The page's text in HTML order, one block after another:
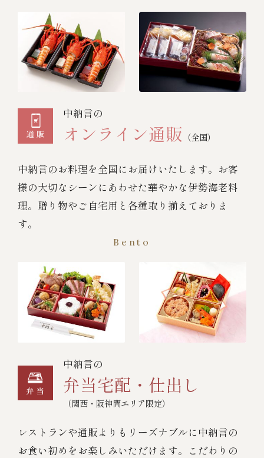
中納言の
オンライン通販 （全国）
中納言のお料理を全国にお届けいたします。お客
様の大切なシーンにあわせた華やかな伊勢海老料
理。贈り物やご自宅用と各種取り揃えておりま
す。
Bento
中納言の
弁当宅配・仕出し
（関西・阪神間エリア限定）
レストランや通販よりもリーズナブルに中納言の
お食い初めをお楽しみいただけます。こだわりの